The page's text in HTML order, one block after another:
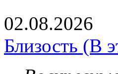
02.08.2026
Близость (В